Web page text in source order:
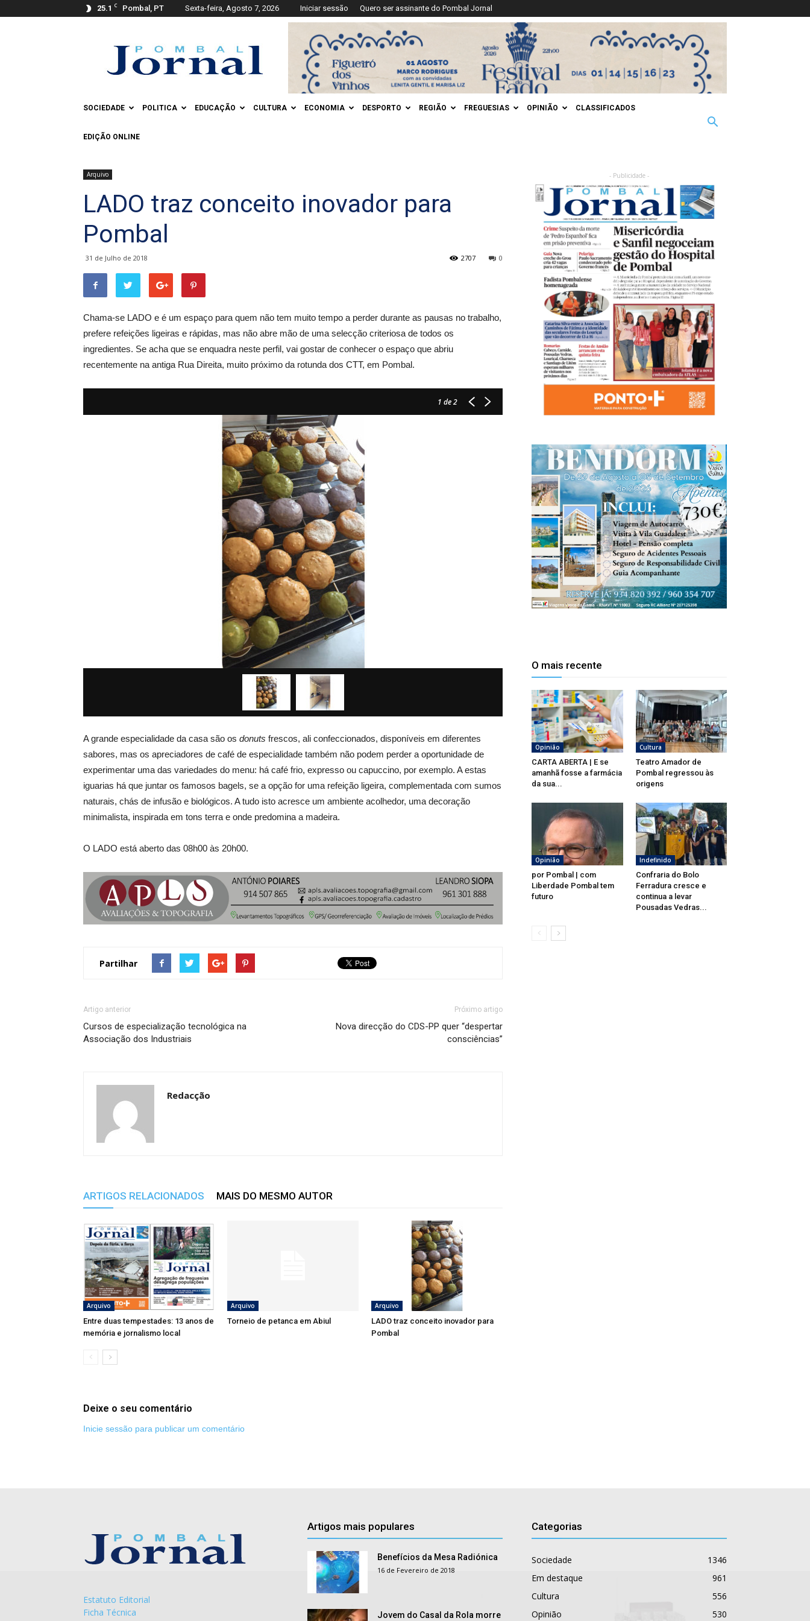
25.1 C Pombal, PT Sexta-feira, Agosto 7, 2026 Iniciar sessão Quero ser assinante do Pombal Jornal
Jornal
SOCIEDADE POLITICA EDUCAÇÃO CULTURA ECONOMIA DESPORTO REGIÃO FREGUESIAS OPINIÃO CLASSIFICADOS
EDIÇÃO ONLINE
Arquivo
LADO traz conceito inovador para
Pombal
31 de Julho de 2018 0
2707
Chama-se LADO e é um espaço para quem não tem muito tempo a perder durante as pausas no trabalho,
prefere refeições ligeiras e rápidas, mas não abre mão de uma selecção criteriosa de todos os
ingredientes. Se acha que se enquadra neste perfil, vai gostar de conhecer o espaço que abriu
recentemente na antiga Rua Direita, muito próximo da rotunda dos CTT, em Pombal.
1 de 2
A grande especialidade da casa são os donuts frescos, ali confeccionados, disponíveis em diferentes
sabores, mas os apreciadores de café de especialidade também não podem perder a oportunidade de
experimentar uma das variedades do menu: há café frio, expresso ou capuccino, por exemplo. A estas
iguarias há que juntar os famosos bagels, se a opção for uma refeição ligeira, complementada com sumos
naturais, chás de infusão e biológicos. A tudo isto acresce um ambiente acolhedor, uma decoração
minimalista, inspirada em tons terra e onde predomina a madeira.
O LADO está aberto das 08h00 às 20h00.
Partilhar
Artigo anterior
Cursos de especialização tecnológica na
Associação dos Industriais
Próximo artigo
Nova direcção do CDS-PP quer “despertar
consciências”
Redacção
ARTIGOS RELACIONADOS MAIS DO MESMO AUTOR
Arquivo
Entre duas tempestades: 13 anos de
memória e jornalismo local
Arquivo
Torneio de petanca em Abiul
Arquivo
LADO traz conceito inovador para
Pombal
Deixe o seu comentário
Inicie sessão para publicar um comentário
- Publicidade -
O mais recente
Opinião
CARTA ABERTA | E se
amanhã fosse a farmácia
da sua...
Cultura
Teatro Amador de
Pombal regressou às
origens
Opinião
por Pombal | com
Liberdade Pombal tem
futuro
Indefinido
Confraria do Bolo
Ferradura cresce e
continua a levar
Pousadas Vedras...
Estatuto Editorial
Ficha Técnica
Artigos mais populares
Benefícios da Mesa Radiónica
16 de Fevereiro de 2018
Jovem do Casal da Rola morre
Categorias
Sociedade
1346
Em destaque
961
Cultura
556
Opinião
530